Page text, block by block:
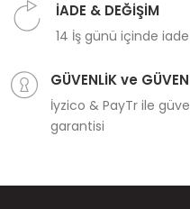
İADE & DEĞİŞİM
14 İş günü içinde
GÜVENLİK ve
İyzico & PayTr ile
garantisi